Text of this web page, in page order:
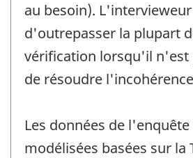
au besoin).
d'outrepasser la plupart
vérification lorsqu'il n'est
de résoudre
Les données de
modélisées basées sur la